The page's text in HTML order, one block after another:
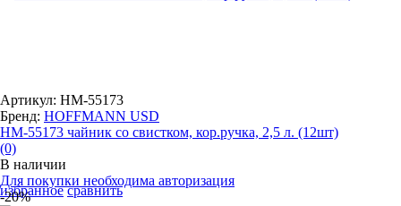
избранное сравнить
Артикул: HM-55173
Бренд: HOFFMANN USD
НМ-55173 чайник со свистком, кор.ручка, 2,5 л. (12шт)
(0)
В наличии
Для покупки необходима авторизация
-20%